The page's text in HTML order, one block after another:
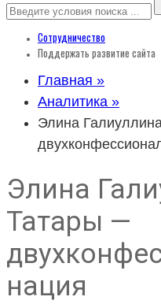
Сотрудничество
Поддержать развитие сайта
Главная »
Аналитика »
Элина
Элина
Татары —
нация